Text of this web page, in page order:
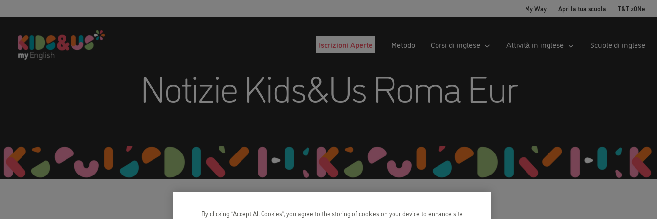
My Way Apri la tua scuola T&T zONe
Iscrizioni Aperte Metodo Corsi di inglese Attività in inglese Scuole di inglese
Notizie Kids&Us Roma Eur
By clicking “Accept All Cookies”, you agree to the storing of cookies on your device to enhance site